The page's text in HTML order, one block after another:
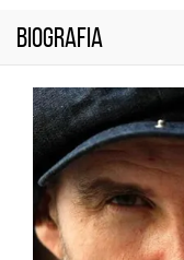
Biografia